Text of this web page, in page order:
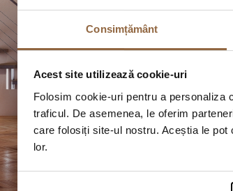
Consimțământ
Acest site utilizează cookie-uri
Folosim cookie-uri pentru a personaliza
traficul. De asemenea, le oferim
care folosiți site-ul nostru. Aceștia le
lor.